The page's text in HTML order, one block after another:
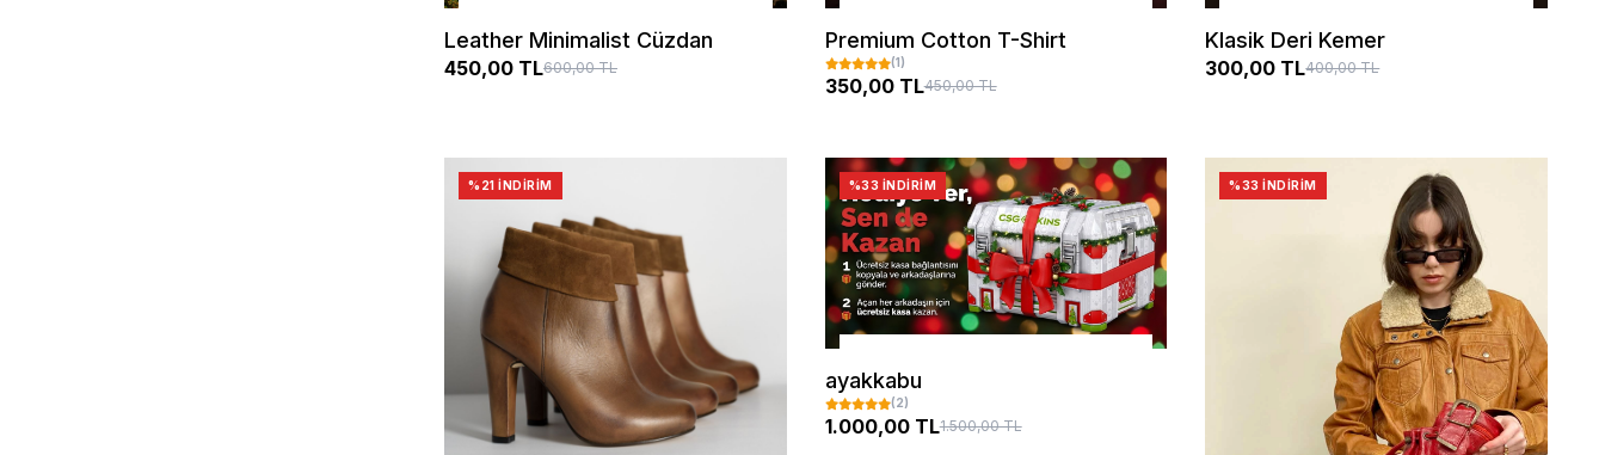
Leather Minimalist Cüzdan
450,00 TL600,00 TL
Premium Cotton T-Shirt
(1)
350,00 TL450,00 TL
Klasik Deri Kemer
300,00 TL400,00 TL
%21 İNDIRIM %33 İNDIRIM
ayakkabu
(2)
1.000,00 TL1.500,00 TL
%33 İNDIRIM